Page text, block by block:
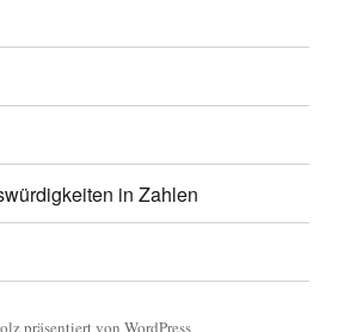
in Zahlen
präsentiert von WordPress